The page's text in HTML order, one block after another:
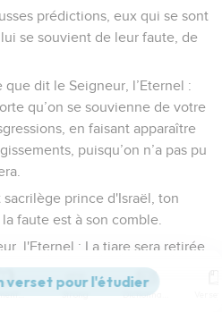
prédictions, eux qui se sont
se souvient de leur faute, de
que dit le Seigneur, l’Eternel :
qu’on se souvienne de votre
en faisant apparaître
puisqu’on n’a pas pu
prince d'Israël, ton
faute est à son comble.
l'Eternel : La tiare sera retirée,
va changer : ce qui est bas sera
abaissé.
Commentaires Strong